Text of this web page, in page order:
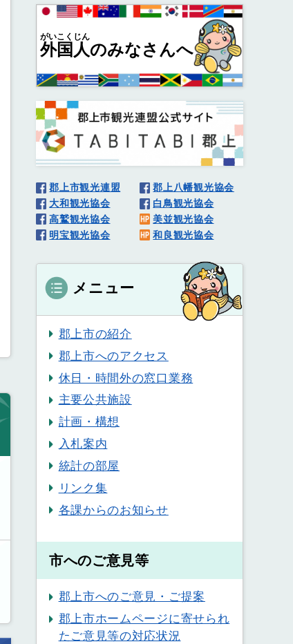
外国人
がいこくじん
のみなさんへ
郡上市観光連盟
郡上八幡観光協会
大和観光協会
白鳥観光協会
高鷲観光協会
美並観光協会
明宝観光協会
和良観光協会
メニュー
郡上市の紹介
郡上市へのアクセス
休日・時間外の窓口業務
主要公共施設
計画・構想
入札案内
統計の部屋
リンク集
各課からのお知らせ
市へのご意見等
郡上市へのご意見・ご提案
郡上市ホームページに寄せられ
たご意見等の対応状況